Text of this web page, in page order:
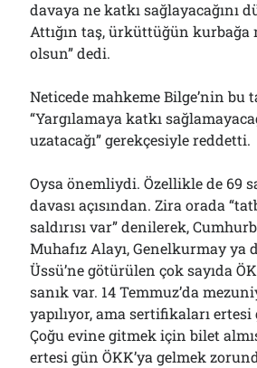
davaya ne katkı sağlayacağını
Attığın taş, ürküttüğün kurbağa
olsun” dedi.
Neticede mahkeme Bilge’nin bu
“Yargılamaya katkı
uzatacağı” gerekçesiyle reddetti.
Oysa önemliydi. Özellikle de 69
davası açısından. Zira orada
saldırısı var” denilerek,
Muhafız Alayı, Genelkurmay ya
Üssü’ne götürülen çok sayıda
sanık var. 14 Temmuz’da
yapılıyor, ama sertifikaları ertesi
Çoğu evine gitmek için bilet
ertesi gün ÖKK’ya gelmek